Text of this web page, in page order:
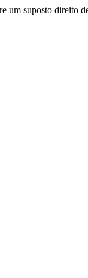
um suposto direito